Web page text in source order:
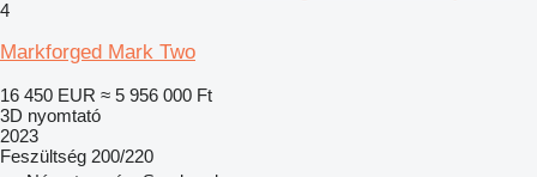
4
Markforged Mark Two
16 450 EUR ≈ 5 956 000 Ft
3D nyomtató
2023
Feszültség 200/220